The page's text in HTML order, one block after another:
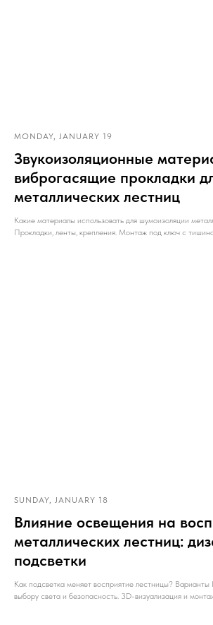
MONDAY, JANUARY 19
Звукоизоляционные
виброгасящие прокладки
металлических лестниц
Какие материалы использовать для шумоизоляции
Прокладки, ленты, крепления. Монтаж под ключ с
SUNDAY, JANUARY 18
Влияние освещения на
металлических лестниц:
подсветки
Как подсветка меняет восприятие лестницы?
выбору света и безопасность. 3D-визуализация и